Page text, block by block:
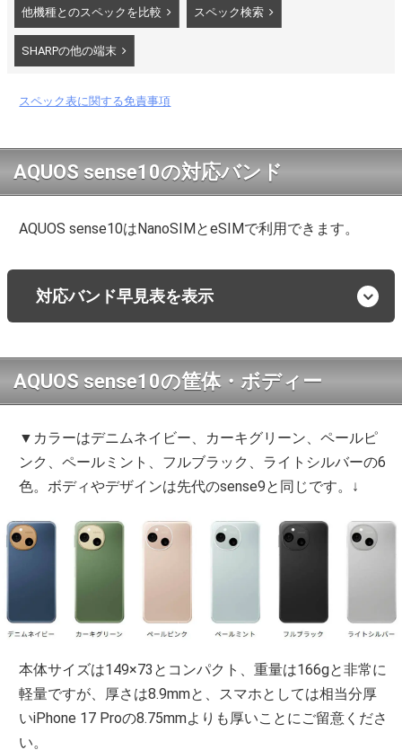
他機種とのスペックを比較 スペック検索
SHARPの他の端末
スペック表に関する免責事項
AQUOS sense10の対応バンド
AQUOS sense10はNanoSIMとeSIMで利用できます。
対応バンド早見表を表示
AQUOS sense10の筐体・ボディー
▼カラーはデニムネイビー、カーキグリーン、ペールピ
ンク、ペールミント、フルブラック、ライトシルバーの6
色。ボディやデザインは先代のsense9と同じです。↓
本体サイズは149×73とコンパクト、重量は166gと非常に
軽量ですが、厚さは8.9mmと、スマホとしては相当分厚
いiPhone 17 Proの8.75mmよりも厚いことにご留意くださ
い。